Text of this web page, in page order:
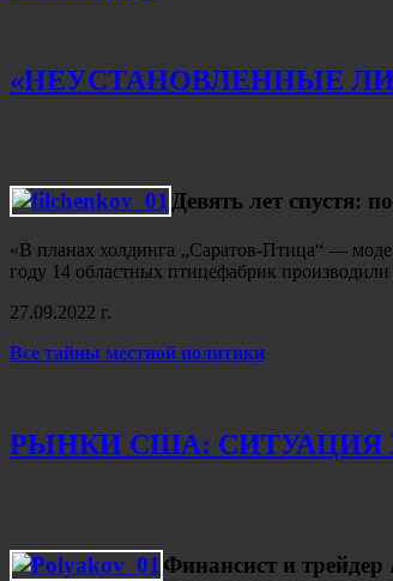
«НЕУСТАНОВЛЕННЫЕ
Девять лет спустя:
«В планах холдинга „Саратов-Птица“ —
году 14 областных птицефабрик
27.09.2022 г.
Все тайны местной политики
РЫНКИ США: СИТУАЦИЯ
Финансист и